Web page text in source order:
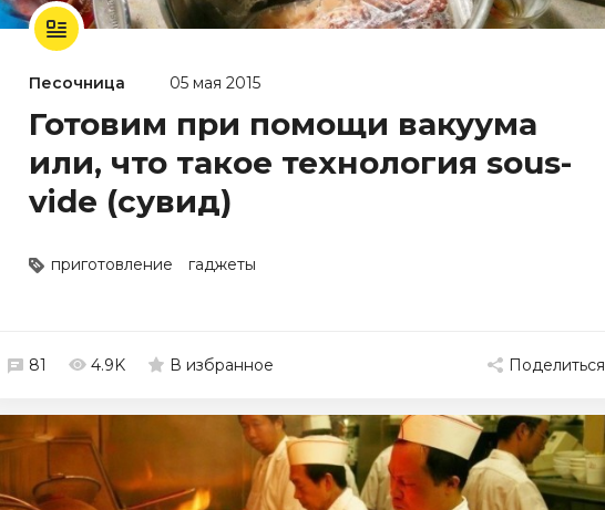
Песочница 05 мая 2015
Готовим при помощи вакуума
или, что такое технология sous-
vide (сувид)
приготовление гаджеты
81 4.9K В избранное Поделиться